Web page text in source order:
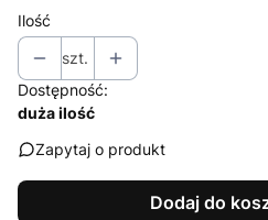
Ilość
szt.
Dostępność:
duża ilość
Zapytaj o produkt
Dodaj do